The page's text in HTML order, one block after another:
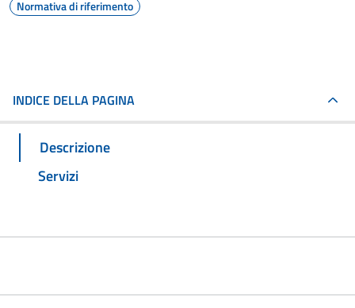
Normativa di riferimento
INDICE DELLA PAGINA
Descrizione
Servizi